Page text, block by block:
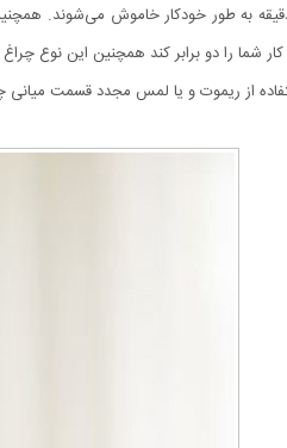
ها بعد از 30 دقیقه به طور خودکار خاموش
شما را دو برابر کند همچنین این نوع
از ریموت و یا لمس مجدد قسمت